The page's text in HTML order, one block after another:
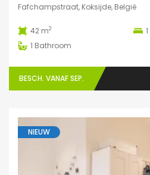
Fafchampstraat, Koksijde, België
42 m2 1
1 Bathroom
BESCH. VANAF SEP.
NIEUW